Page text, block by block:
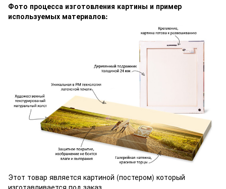
Фото процесса изготовления картины и пример
используемых материалов:
Этот товар является картиной (постером) который